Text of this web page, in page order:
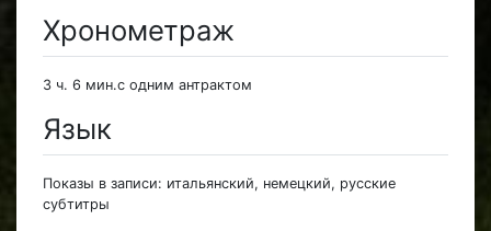
Хронометраж
3 ч. 6 мин.с одним антрактом
Язык
Показы в записи: итальянский, немецкий, русские
субтитры